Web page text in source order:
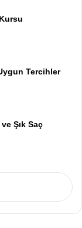
Tercihler
Şık Saç